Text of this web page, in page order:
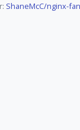
ShaneMcC/nginx-